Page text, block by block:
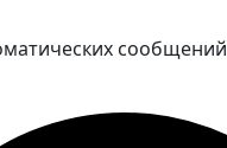
сообщений